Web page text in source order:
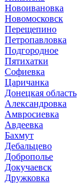
Новоивановка
Новомосковск
Перещепино
Петропавловка
Подгородное
Пятихатки
Софиевка
Царичанка
Донецкая область
Александровка
Амвросиевка
Авдеевка
Бахмут
Дебальцево
Доброполье
Докучаевск
Дружковка